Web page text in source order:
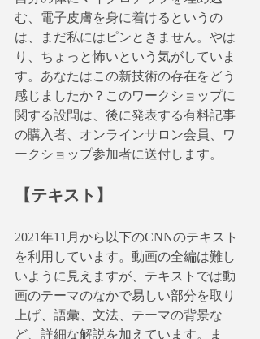
む、電子皮膚を身に着けるというの
は、まだ私にはピンときません。やは
り、ちょっと怖いという気がしていま
す。あなたはこの新技術の存在をどう
感じましたか？このワークショップに
関する設問は、後に発表する有料記事
の購入者、オンラインサロン会員、ワ
ークショップ参加者に送付します。
【テキスト】
2021年11月から以下のCNNのテキスト
を利用しています。動画の全編は難し
いように見えますが、テキストでは動
画のテーマのなかで易しい部分を取り
上げ、語彙、文法、テーマの背景な
ど、詳細な解説を加えています。ま